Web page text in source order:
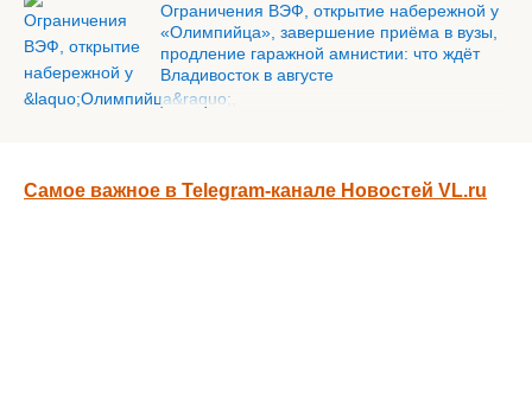
Ограничения ВЭФ, открытие набережной у
«Олимпийца», завершение приёма в вузы,
продление гаражной амнистии: что ждёт
Владивосток в августе
Самое важное в Telegram-канале Новостей VL.ru